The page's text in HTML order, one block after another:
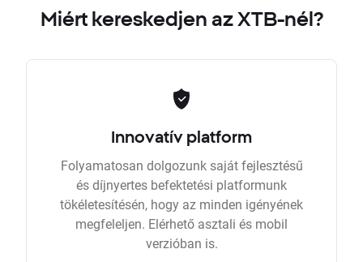
Miért kereskedjen az XTB-nél?
Innovatív platform
Folyamatosan dolgozunk saját fejlesztésű
és díjnyertes befektetési platformunk
tökéletesítésén, hogy az minden igényének
megfeleljen. Elérhető asztali és mobil
verzióban is.